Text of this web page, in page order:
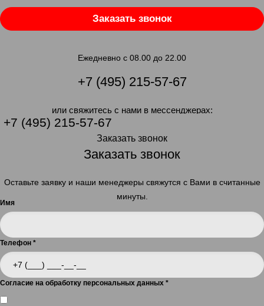
Заказать звонок
Ежедневно с 08.00 до 22.00
+7 (495) 215-57-67
или свяжитесь с нами в мессенджерах:
+7 (495) 215-57-67
Заказать звонок
Заказать звонок
Оставьте заявку и наши менеджеры свяжутся с Вами в считанные
минуты.
Имя
Телефон *
Согласие на обработку персональных данных *